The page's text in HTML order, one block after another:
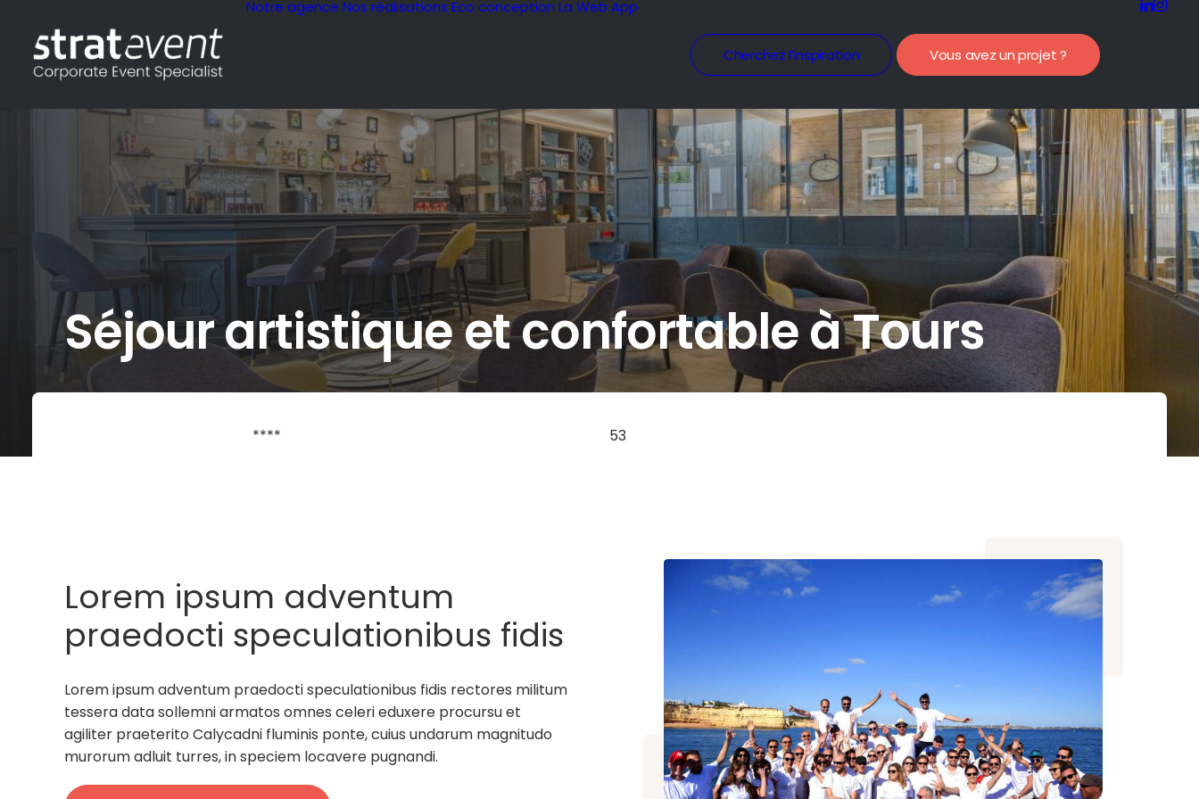
Notre agence Nos réalisations Eco conception La Web App
Cherchez l’inspiration Vous avez un projet ?
Séjour artistique et confortable à Tours
**** 53
Lorem ipsum adventum
praedocti speculationibus fidis
rectores militum tessera data
sollemni armatos.
Lorem ipsum adventum praedocti speculationibus fidis rectores militum
tessera data sollemni armatos omnes celeri eduxere procursu et
agiliter praeterito Calycadni fluminis ponte, cuius undarum magnitudo
murorum adluit turres, in speciem locavere pugnandi.